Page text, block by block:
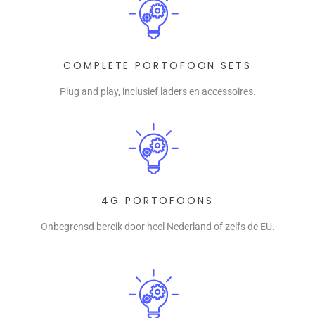
COMPLETE PORTOFOON SETS
Plug and play, inclusief laders en accessoires.
4G PORTOFOONS
Onbegrensd bereik door heel Nederland of zelfs de EU.